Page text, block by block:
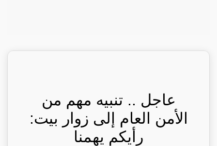
عاجل .. تنبيه مهم من
الأمن العام إلى زوار بيت:
رأيكم يهمنا